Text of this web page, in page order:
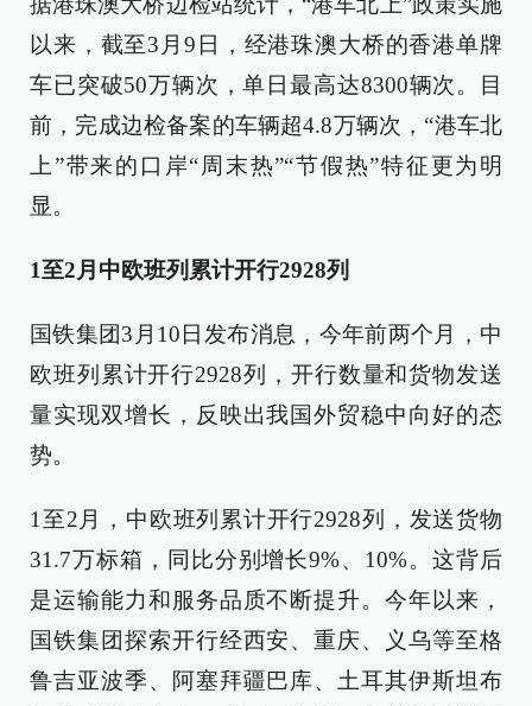
以来，截至3月9日，经港珠澳大桥的香港单牌
车已突破50万辆次，单日最高达8300辆次。目
前，完成边检备案的车辆超4.8万辆次，“港车北
上”带来的口岸“周末热”“节假热”特征更为明
显。
1至2月中欧班列累计开行2928列
国铁集团3月10日发布消息，今年前两个月，中
欧班列累计开行2928列，开行数量和货物发送
量实现双增长，反映出我国外贸稳中向好的态
势。
1至2月，中欧班列累计开行2928列，发送货物
31.7万标箱，同比分别增长9%、10%。这背后
是运输能力和服务品质不断提升。今年以来，
国铁集团探索开行经西安、重庆、义乌等至格
鲁吉亚波季、阿塞拜疆巴库、土耳其伊斯坦布